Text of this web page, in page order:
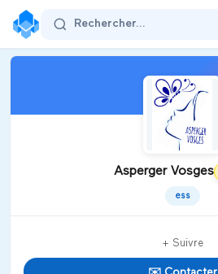
Rechercher...
Asperger Vosges
ess
+ Suivre